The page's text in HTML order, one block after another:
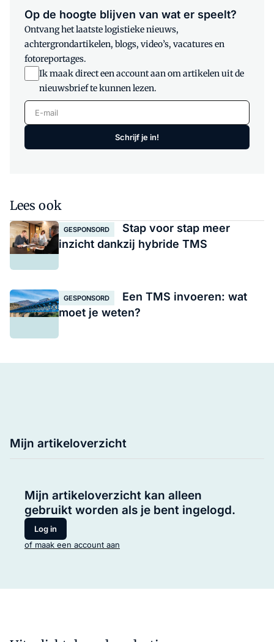
Op de hoogte blijven van wat er speelt?
Ontvang het laatste logistieke nieuws,
achtergrondartikelen, blogs, video’s, vacatures en
fotoreportages.
Ik maak direct een account aan om artikelen uit de
nieuwsbrief te kunnen lezen.
E-mail
Schrijf je in!
Lees ook
GESPONSORD
Stap voor stap meer
inzicht dankzij hybride TMS
GESPONSORD
Een TMS invoeren: wat
moet je weten?
Mijn artikeloverzicht
Mijn artikeloverzicht kan alleen
gebruikt worden als je bent ingelogd.
Log in
of maak een account aan